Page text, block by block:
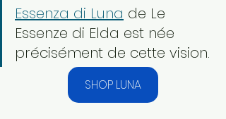
Essenza di Luna de Le
Essenze di Elda est née
précisément de cette vision.
SHOP LUNA